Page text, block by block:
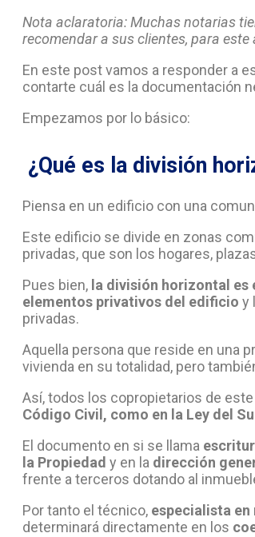
Nota aclaratoria:Muchas notarias
recomendar a sus clientes, para
En este post vamos a responder a
contarte cuál es la documentación
Empezamos por lo básico:
¿Qué es la división
Piensa en un edificio con una
Este edificio se divide en zonas
privadas, que son los hogares,
Pues bien, la división horizontal
elementos privativos del edificio y
privadas.
Aquella persona que reside en una
vivienda en su totalidad, pero
Así, todos los copropietarios de
Código Civil, como en la Ley del
El documento en si se llama
la Propiedad y en la dirección
frente a terceros dotando al
Por tanto el técnico, especialista
determinará directamente en los